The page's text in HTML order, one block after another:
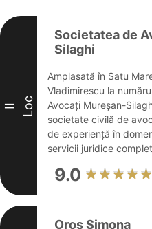
II Loc
Societatea de
Silaghi
Amplasată în Satu
Vladimirescu la
Avocați Mureșan-
societate civilă de
de experiență în
servicii juridice
9.0
Oros Simona